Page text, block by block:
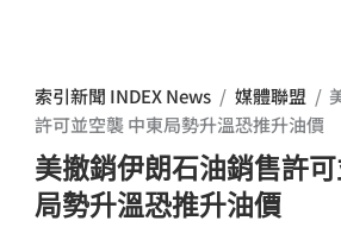
索引新聞 INDEX News / 媒體聯盟 /
許可並空襲 中東局勢升溫恐推升油價
美撤銷伊朗石油銷售許
局勢升溫恐推升油價